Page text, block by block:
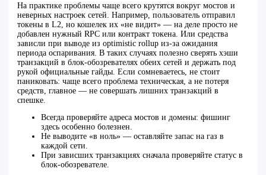
На практике проблемы чаще всего крутятся вокруг мостов и
неверных настроек сетей. Например, пользователь отправил
токены в L2, но кошелек их «не видит» — на деле просто не
добавлен нужный RPC или контракт токена. Или средства
зависли при выводе из optimistic rollup из‑за ожидания
периода оспаривания. В таких случаях полезно сверять хэши
транзакций в блок‑обозревателях обеих сетей и держать под
рукой официальные гайды. Если сомневаетесь, не стоит
паниковать: чаще всего проблема техническая, а не потеря
средств, главное — не совершать лишних транзакций в
спешке.
Всегда проверяйте адреса мостов и домены: фишинг
здесь особенно болезнен.
Не выводите «в ноль» — оставляйте запас на газ в
каждой сети.
При зависших транзакциях сначала проверяйте статус в
блок‑обозревателе.